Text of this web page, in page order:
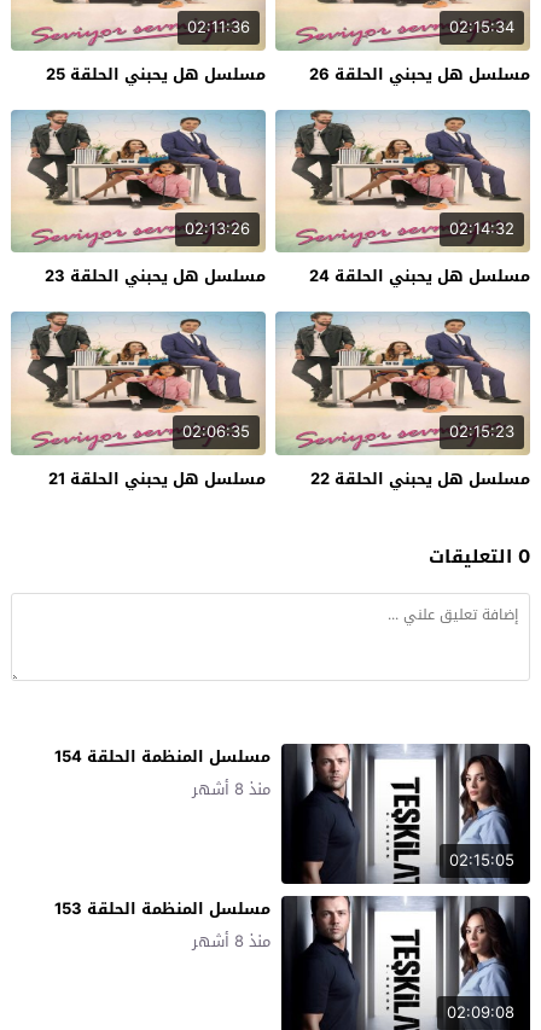
02:15:34
مسلسل هل يحبني الحلقة 26
02:11:36
مسلسل هل يحبني الحلقة 25
02:14:32
مسلسل هل يحبني الحلقة 24
02:13:26
مسلسل هل يحبني الحلقة 23
02:15:23
مسلسل هل يحبني الحلقة 22
02:06:35
مسلسل هل يحبني الحلقة 21
0 التعليقات
02:15:05
مسلسل المنظمة الحلقة 154
منذ 8 أشهر
02:09:08
مسلسل المنظمة الحلقة 153
منذ 8 أشهر